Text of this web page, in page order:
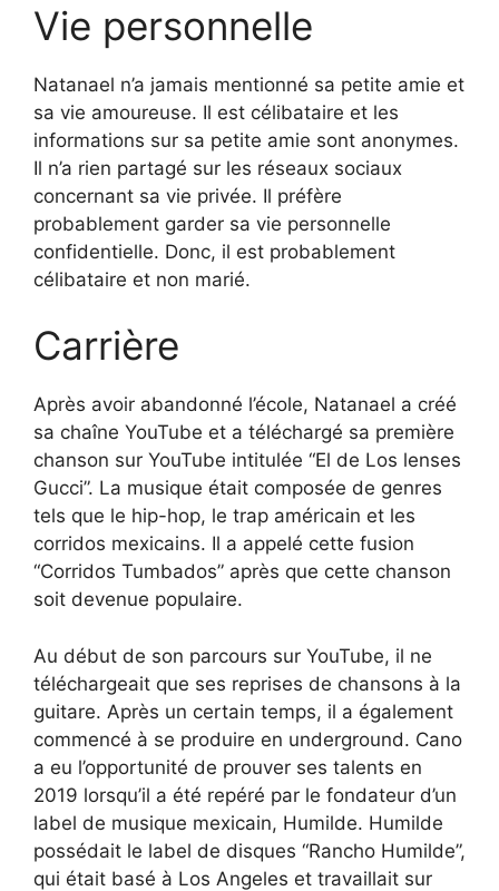
Vie personnelle
Natanael n’a jamais mentionné sa petite amie et
sa vie amoureuse. Il est célibataire et les
informations sur sa petite amie sont anonymes.
Il n’a rien partagé sur les réseaux sociaux
concernant sa vie privée. Il préfère
probablement garder sa vie personnelle
confidentielle. Donc, il est probablement
célibataire et non marié.
Carrière
Après avoir abandonné l’école, Natanael a créé
sa chaîne YouTube et a téléchargé sa première
chanson sur YouTube intitulée “El de Los lenses
Gucci”. La musique était composée de genres
tels que le hip-hop, le trap américain et les
corridos mexicains. Il a appelé cette fusion
“Corridos Tumbados” après que cette chanson
soit devenue populaire.
Au début de son parcours sur YouTube, il ne
téléchargeait que ses reprises de chansons à la
guitare. Après un certain temps, il a également
commencé à se produire en underground. Cano
a eu l’opportunité de prouver ses talents en
2019 lorsqu’il a été repéré par le fondateur d’un
label de musique mexicain, Humilde. Humilde
possédait le label de disques “Rancho Humilde”,
qui était basé à Los Angeles et travaillait sur